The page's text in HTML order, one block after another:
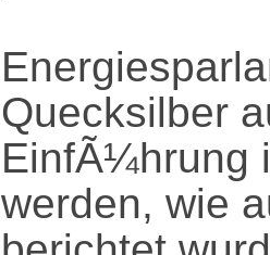
Quecksilber
EinfÃ¼hrung
werden, wie